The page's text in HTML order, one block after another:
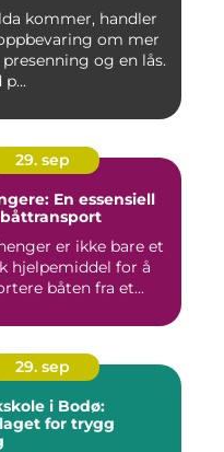
kommer, handler
om mer
og en lås.
29. sep
En essensiell
er ikke bare et
hjelpemiddel for å
båten fra et...
29. sep
i Bodø:
for trygg